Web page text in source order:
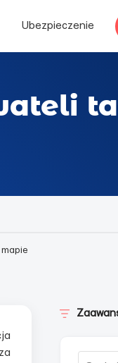
Ubezpieczenie